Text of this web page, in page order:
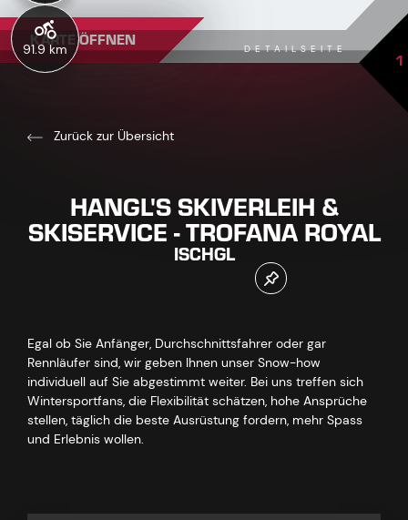
91.9 km
KARTE ÖFFNEN DETAILSEITE 1
Zurück zur Übersicht
HANGL'S SKIVERLEIH &
SKISERVICE - TROFANA ROYAL
ISCHGL
Egal ob Sie Anfänger, Durchschnittsfahrer oder gar
Rennläufer sind, wir geben Ihnen unser Snow-how
individuell auf Sie abgestimmt weiter. Bei uns treffen sich
Wintersportfans, die Flexibilität schätzen, hohe Ansprüche
stellen, täglich die beste Ausrüstung fordern, mehr Spass
und Erlebnis wollen.